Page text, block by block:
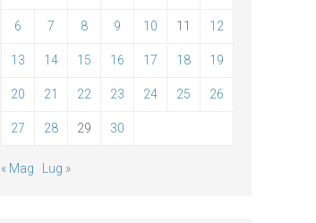
6 7 8 9 10 11 12
13 14 15 16 17 18 19
20 21 22 23 24 25 26
27 28 29 30
« Mag Lug »